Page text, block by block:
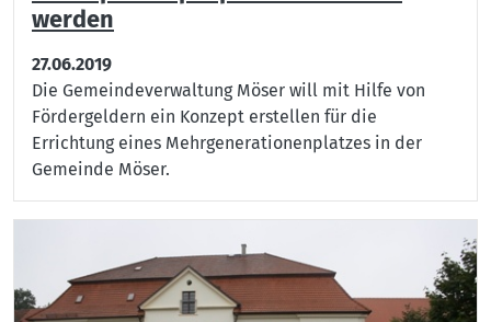
werden
27.06.2019
Die Gemeindeverwaltung Möser will mit Hilfe von
Fördergeldern ein Konzept erstellen für die
Errichtung eines Mehrgenerationenplatzes in der
Gemeinde Möser.